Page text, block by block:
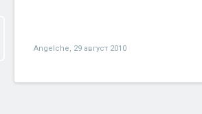
Angelche, 29 август 2010